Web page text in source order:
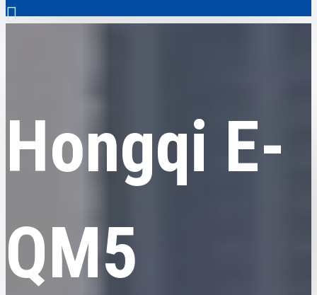
Електромобілі
Комерційний транспорт
Авто з пробігом
Аксесуари
0
Ваш кошик порожній!
Hongqi E-
QM5